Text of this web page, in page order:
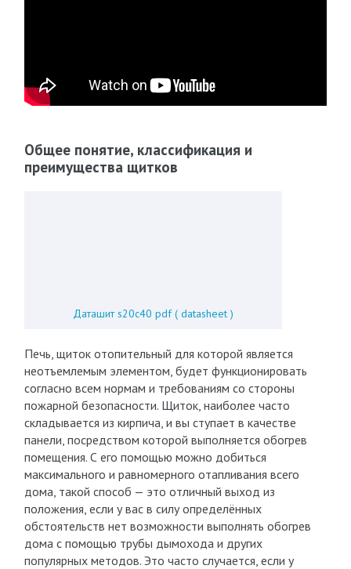
Общее понятие, классификация и
преимущества щитков
Даташит s20c40 pdf ( datasheet )
Печь, щиток отопительный для которой является
неотъемлемым элементом, будет функционировать
согласно всем нормам и требованиям со стороны
пожарной безопасности. Щиток, наиболее часто
складывается из кирпича, и вы ступает в качестве
панели, посредством которой выполняется обогрев
помещения. С его помощью можно добиться
максимального и равномерного отапливания всего
дома, такой способ — это отличный выход из
положения, если у вас в силу определённых
обстоятельств нет возможности выполнять обогрев
дома с помощью трубы дымохода и других
популярных методов. Это часто случается, если у